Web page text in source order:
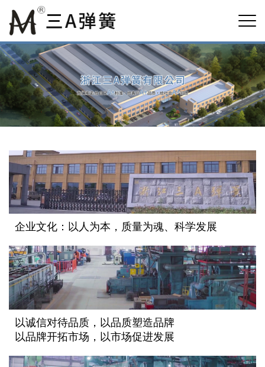
企业文化：以人为本，质量为魂、科学发展
以诚信对待品质，以品质塑造品牌
以品牌开拓市场，以市场促进发展